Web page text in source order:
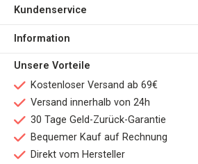
Kundenservice
Information
Unsere Vorteile
Kostenloser Versand ab 69€
Versand innerhalb von 24h
30 Tage Geld-Zurück-Garantie
Bequemer Kauf auf Rechnung
Direkt vom Hersteller